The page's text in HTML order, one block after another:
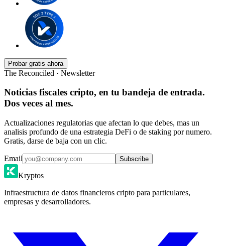
Probar gratis ahora
The Reconciled · Newsletter
Noticias fiscales cripto, en tu bandeja de entrada.
Dos veces al mes.
Actualizaciones regulatorias que afectan lo que debes, mas un
analisis profundo de una estrategia DeFi o de staking por numero.
Gratis, darse de baja con un clic.
Email Subscribe
Kryptos
Infraestructura de datos financieros cripto para particulares,
empresas y desarrolladores.